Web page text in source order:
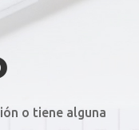
o tiene alguna